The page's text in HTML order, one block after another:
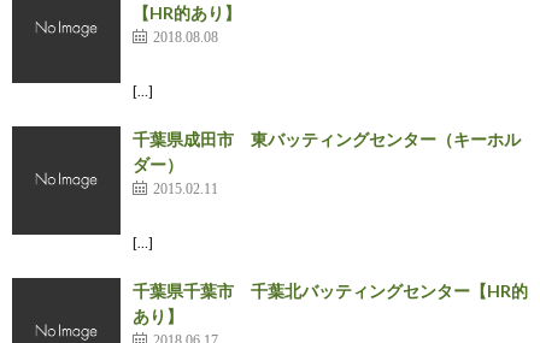
【HR的あり】
2018.08.08
[…]
千葉県成田市 東バッティングセンター（キーホル
ダー）
2015.02.11
[…]
千葉県千葉市 千葉北バッティングセンター【HR的
あり】
2018.06.17